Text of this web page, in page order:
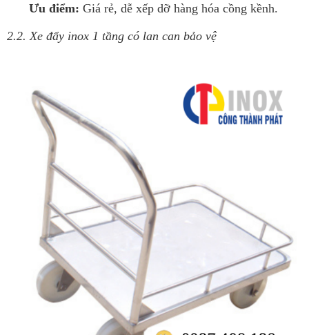
Ưu điểm: Giá rẻ, dễ xếp dỡ hàng hóa cồng kềnh.
2.2. Xe đẩy inox 1 tầng có lan can bảo vệ